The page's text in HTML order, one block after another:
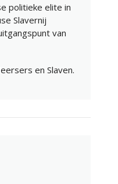
politieke elite in
Slavernij
van
en Slaven.